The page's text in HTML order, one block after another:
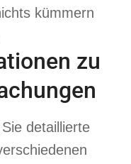
kümmern
zu
detaillierte